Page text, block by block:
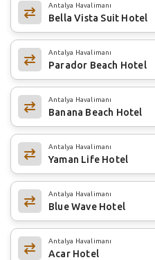
Antalya Havalimanı
Bella Vista Suit Hotel
Antalya Havalimanı
Parador Beach Hotel
Antalya Havalimanı
Banana Beach Hotel
Antalya Havalimanı
Yaman Life Hotel
Antalya Havalimanı
Blue Wave Hotel
Antalya Havalimanı
Acar Hotel